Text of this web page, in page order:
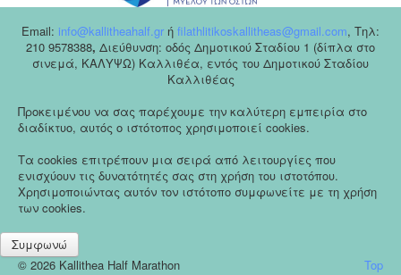
Email: info@kallitheahalf.gr ή filathlitikoskallitheas@gmail.com, Tηλ:
210 9578388, Διεύθυνση: οδός Δημοτικού Σταδίου 1 (δίπλα στο
σινεμά, ΚΑΛΥΨΩ) Καλλιθέα, εντός του Δημοτικού Σταδίου
Καλλιθέας
Προκειμένου να σας παρέχουμε την καλύτερη εμπειρία στο
διαδίκτυο, αυτός ο ιστότοπος χρησιμοποιεί cookies.
Τα cookies επιτρέπουν μια σειρά από λειτουργίες που
ενισχύουν τις δυνατότητές σας στη χρήση του ιστοτόπου.
Χρησιμοποιώντας αυτόν τον ιστότοπο συμφωνείτε με τη χρήση
των cookies.
Συμφωνώ
Top
© 2026 Kallithea Half Marathon